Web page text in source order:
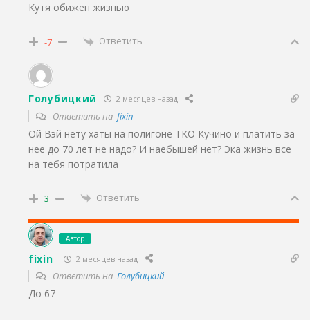
Кутя обижен жизнью
-7 Ответить
Голубицкий 2 месяцев назад
Ответить на fixin
Ой Вэй нету хаты на полигоне ТКО Кучино и платить за
нее до 70 лет не надо? И наебышей нет? Эка жизнь все
на тебя потратила
3 Ответить
Автор
fixin 2 месяцев назад
Ответить на Голубицкий
До 67